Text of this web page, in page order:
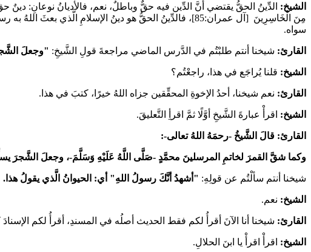
الشيخ: الدِّينُ الحقُّ يقتضي أنَّ الدِّين فيه حقٌّ وباطلٌ، نعم، فالأديانُ نوعانِ:
مِنَ الْخَاسِرِينَ
[آل عمران:85]، فالدِّينُ الحقُّ هو دينُ الإسلامِ الَّذي
سواه.
القارئ: شيخنا أنتم طلبْتُم في الدَّرس الماضي مراجعةَ قولِ الشَّيخِ: "وجعلَ
الشيخ: قلنا يُراجَع في هذا، راجعْتُم؟
القارئ: نعم شيخنا، أحدُ الإخوةِ المحقِّقين جزاه اللهُ خيرًا، كتبَ في هذا.
الشيخ: اقرأْ عبارةَ الشَّيخِ أوَّلًا ثمَّ اقرأِ التَّعليقَ.
القارئ: قالَ الشَّيخُ -رحمَهُ اللهُ تعالى-:
وكما شقَّ القمرَ لخاتمِ المرسلينَ محمَّدٍ -صَلَّى اللَّهُ عَلَيْهِ وَسَلَّمَ-، وجعلَ الشَّجرَ
شيخنا أنتم سألْتُم عن قولِهِ: "أشهدُ أنَّكَ رسولُ اللهِ" أي: الحيوانُ الَّذي يقولُ هذا.
الشيخ: نعم.
القارئ: شيخنا أنا الآنَ أقرأُ لكم فقط الحديث أصلُه في المسندِ، أقرأُ لكم الإسنادَ
الشيخ: اقرأْ اقرأْ يا ابنَ الحلالِ.